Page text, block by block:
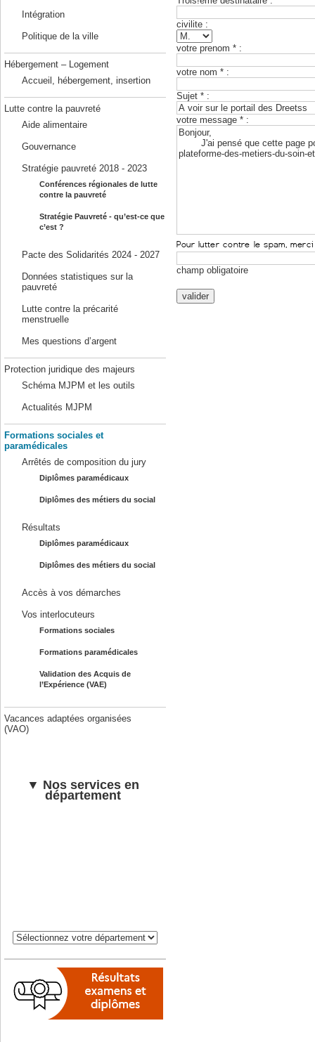
Intégration
Politique de la ville
Hébergement – Logement
Accueil, hébergement, insertion
Lutte contre la pauvreté
Aide alimentaire
Gouvernance
Stratégie pauvreté 2018 - 2023
Conférences régionales de lutte
contre la pauvreté
Stratégie Pauvreté - qu’est-ce que
c’est ?
Pacte des Solidarités 2024 - 2027
Données statistiques sur la
pauvreté
Lutte contre la précarité
menstruelle
Mes questions d’argent
Protection juridique des majeurs
Schéma MJPM et les outils
Actualités MJPM
Formations sociales et
paramédicales
Arrêtés de composition du jury
Diplômes paramédicaux
Diplômes des métiers du social
Résultats
Diplômes paramédicaux
Diplômes des métiers du social
Accès à vos démarches
Vos interlocuteurs
Formations sociales
Formations paramédicales
Validation des Acquis de
l’Expérience (VAE)
Vacances adaptées organisées
(VAO)
▼ Nos services en
département
civilite :
votre prenom * :
votre nom * :
Sujet * :
votre message * :
champ obligatoire